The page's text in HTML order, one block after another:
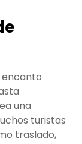
encanto
una
turistas
traslado,